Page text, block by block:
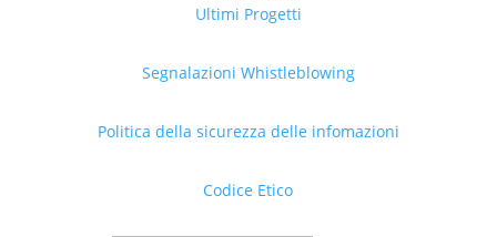
Ultimi Progetti
Segnalazioni Whistleblowing
Politica della sicurezza delle infomazioni
Codice Etico